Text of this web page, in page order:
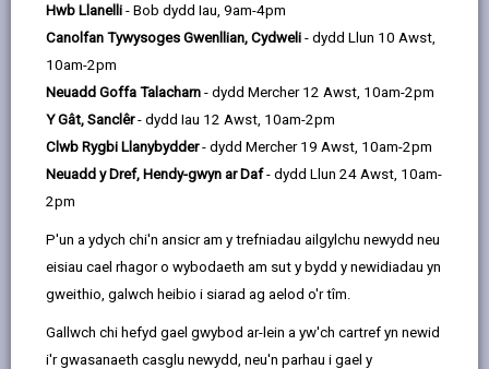
Hwb Llanelli - Bob dydd Iau, 9am-4pm
Canolfan Tywysoges Gwenllian, Cydweli - dydd Llun 10 Awst,
10am-2pm
Neuadd Goffa Talacharn - dydd Mercher 12 Awst, 10am-2pm
Y Gât, Sanclêr- dydd Iau 12 Awst, 10am-2pm
Clwb Rygbi Llanybydder- dydd Mercher 19 Awst, 10am-2pm
Neuadd y Dref, Hendy-gwyn ar Daf- dydd Llun 24 Awst, 10am-
2pm
P'un a ydych chi'n ansicr am y trefniadau ailgylchu newydd neu
eisiau cael rhagor o wybodaeth am sut y bydd y newidiadau yn
gweithio, galwch heibio i siarad ag aelod o'r tîm.
Gallwch chi hefyd gael gwybod ar-lein a yw'ch cartref yn newid
i'r gwasanaeth casglu newydd, neu'n parhau i gael y
opens
in
new
tab
opens
a
tab
in
new
Mae pob sefydliad yn cael ymweliadau rheolaidd ac
mae'n ofynnol iddynt gydymffurfio ag amodau
trwyddedu.
Cynelau Lletya Trwyddedig
Siopau Anifeiliaid Anwes Trwyddedig
Bridwyr Cŵn Trwyddedig